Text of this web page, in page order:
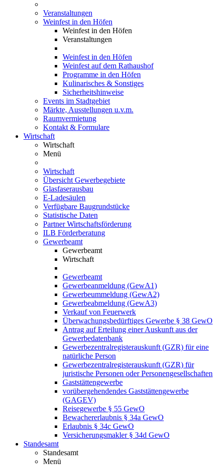
Veranstaltungen
Weinfest in den Höfen
Weinfest in den Höfen
Veranstaltungen
Weinfest in den Höfen
Weinfest auf dem Rathaushof
Programme in den Höfen
Kulinarisches & Sonstiges
Sicherheitshinweise
Events im Stadtgebiet
Märkte, Ausstellungen u.v.m.
Raumvermietung
Kontakt & Formulare
Wirtschaft
Wirtschaft
Menü
Wirtschaft
Übersicht Gewerbegebiete
Glasfaserausbau
E-Ladesäulen
Verfügbare Baugrundstücke
Statistische Daten
Partner Wirtschaftsförderung
ILB Förderberatung
Gewerbeamt
Gewerbeamt
Wirtschaft
Gewerbeamt
Gewerbeanmeldung (GewA1)
Gewerbeummeldung (GewA2)
Gewerbeabmeldung (GewA3)
Verkauf von Feuerwerk
Überwachungsbedürftiges Gewerbe § 38 GewO
Antrag auf Erteilung einer Auskunft aus der
Gewerbedatenbank
Gewerbezentralregisterauskunft (GZR) für eine
natürliche Person
Gewerbezentralregisterauskunft (GZR) für
juristische Personen oder Personengesellschaften
Gaststättengewerbe
vorübergehendendes Gaststättengewerbe
(GAGEV)
Reisegewerbe § 55 GewO
Bewachererlaubnis § 34a GewO
Erlaubnis § 34c GewO
Versicherungsmakler § 34d GewO
Standesamt
Standesamt
Menü